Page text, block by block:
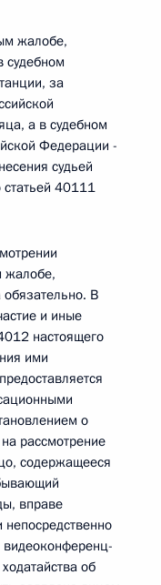
жалобе,
судебном
за
а в судебном
Федерации -
судьей
статьей 40111
жалобе,
обязательно. В
и иные
настоящего
ими
о
рассмотрение
содержащееся
вправе
непосредственно
видеоконференц-
об